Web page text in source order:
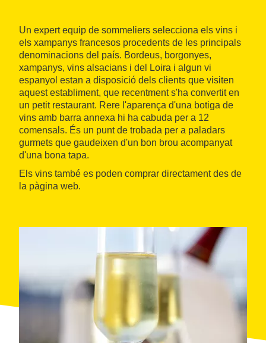
Un expert equip de sommeliers selecciona els vins i
els xampanys francesos procedents de les principals
denominacions del país. Bordeus, borgonyes,
xampanys, vins alsacians i del Loira i algun vi
espanyol estan a disposició dels clients que visiten
aquest establiment, que recentment s'ha convertit en
un petit restaurant. Rere l'aparença d'una botiga de
vins amb barra annexa hi ha cabuda per a 12
comensals. És un punt de trobada per a paladars
gurmets que gaudeixen d'un bon brou acompanyat
d'una bona tapa.
Els vins també es poden comprar directament des de
la pàgina web.